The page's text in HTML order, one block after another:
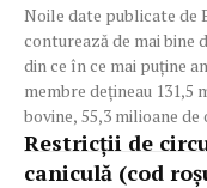
Noile date publicate de
conturează de mai bine
din ce în ce mai puține
membre dețineau 131,5
bovine, 55,3 milioane de
Restricții de
caniculă (cod